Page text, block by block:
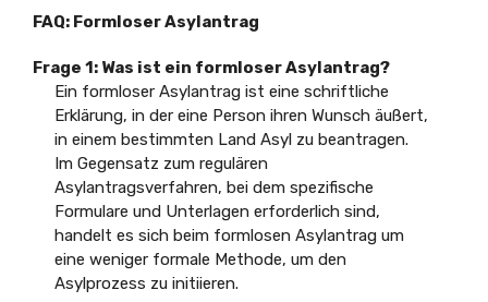
FAQ: Formloser Asylantrag
Frage 1: Was ist ein formloser Asylantrag?
Ein formloser Asylantrag ist eine schriftliche
Erklärung, in der eine Person ihren Wunsch äußert,
in einem bestimmten Land Asyl zu beantragen.
Im Gegensatz zum regulären
Asylantragsverfahren, bei dem spezifische
Formulare und Unterlagen erforderlich sind,
handelt es sich beim formlosen Asylantrag um
eine weniger formale Methode, um den
Asylprozess zu initiieren.